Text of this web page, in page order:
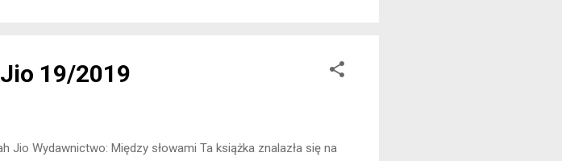
19/2019
Jio Wydawnictwo: Między słowami Ta książka znalazła się na